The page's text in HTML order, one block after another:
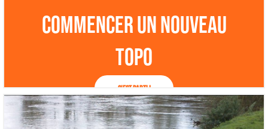
Commencer un nouveau
topo
C'est parti !